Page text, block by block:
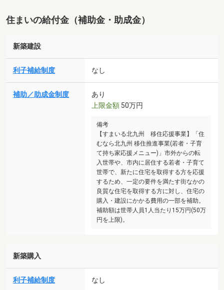
住まいの給付金（補助金・助成金）
新築建設
利子補給制度 なし
補助／助成金制度
あり
上限金額 50万円
備考
【すまいる北九州 移住応援事業】「住
むなら北九州 移住推進事業(若者・子育
て持ち家応援メニュー)」市外からの転
入世帯や、市内に居住する若者・子育て
世帯で、新たに住宅を取得する方を応援
するため、一定の要件を満たす街なかの
良質な住宅を取得する方に対し、住宅の
購入・建設にかかる費用の一部を補助。
補助額は世帯人員1人当たり15万円(50万
円を上限)。
新築購入
利子補給制度 なし